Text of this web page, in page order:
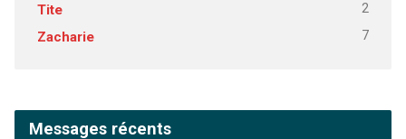
Tite 2
Zacharie 7
Messages récents